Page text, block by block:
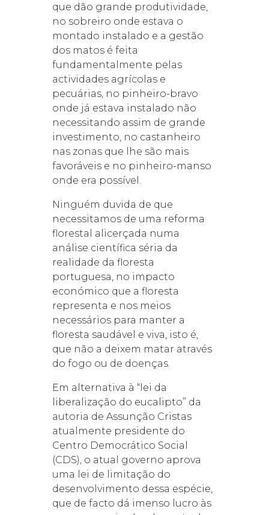
que dão grande produtividade,
no sobreiro onde estava o
montado instalado e a gestão
dos matos é feita
fundamentalmente pelas
actividades agrícolas e
pecuárias, no pinheiro-bravo
onde já estava instalado não
necessitando assim de grande
investimento, no castanheiro
nas zonas que lhe são mais
favoráveis e no pinheiro-manso
onde era possível.
Ninguém duvida de que
necessitamos de uma reforma
florestal alicerçada numa
análise científica séria da
realidade da floresta
portuguesa, no impacto
económico que a floresta
representa e nos meios
necessários para manter a
floresta saudável e viva, isto é,
que não a deixem matar através
do fogo ou de doenças.
Em alternativa à “lei da
liberalização do eucalipto” da
autoria de Assunção Cristas
atualmente presidente do
Centro Democrático Social
(CDS), o atual governo aprova
uma lei de limitação do
desenvolvimento dessa espécie,
que de facto dá imenso lucro às